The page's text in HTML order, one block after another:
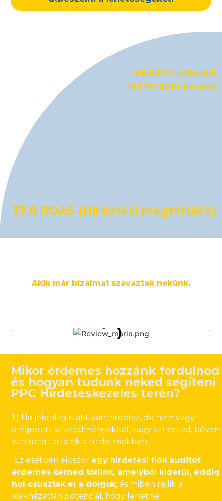
416.301 Ft költésből
15.777.100 Ft bevétel
37.8 ROAS (Hirdetési megtérülés)
Akik már bizalmat szavaztak nekünk.
Mikor érdemes hozzánk fordulnod
és hogyan tudunk neked segíteni
PPC Hirdetéskezelés terén?
1.) Ha jelenleg is aktívan hirdetsz, de nem vagy
elégedett az eredményekkel, vagy azt érzed, bőven
van még tartalék a hirdetésekben.
Ez esetben először egy hirdetési fiók auditot
érdemes kérned tőlünk, amelyből kiderül, eddig
hol csúsztak el a dolgok, és miben rejlik a
kiaknázatlan potenciál, hogy lehetne